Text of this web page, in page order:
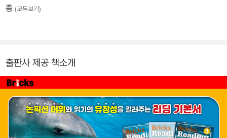
종 (모두보기)
출판사 제공 책소개